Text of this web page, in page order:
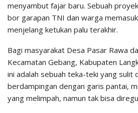
menyambut fajar baru. Sebuah
bor garapan TNI dan warga
menjelang ketukan palu terakhir.
Bagi masyarakat Desa Pasar Rawa
Kecamatan Gebang, Kabupaten
ini adalah sebuah teka-teki yang sulit
berdampingan dengan garis pantai,
yang melimpah, namun tak bisa